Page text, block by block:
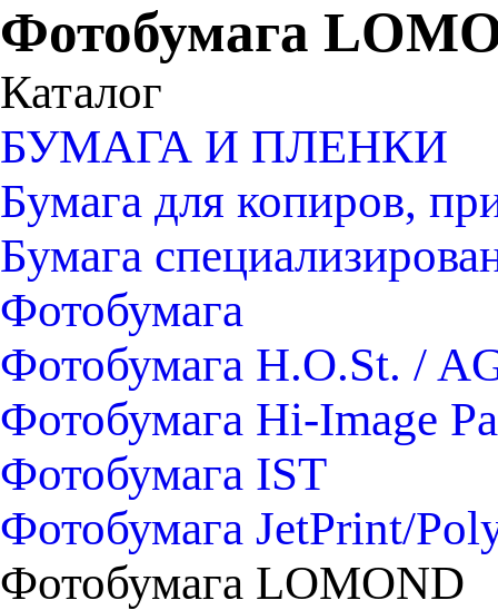
Фотобумага
Каталог
БУМАГА И ПЛЕНКИ
Бумага для копиров,
Бумага
Фотобумага
Фотобумага H.O.St. /
Фотобумага Hi-Image
Фотобумага IST
Фотобумага JetPrint/
Фотобумага LOMOND